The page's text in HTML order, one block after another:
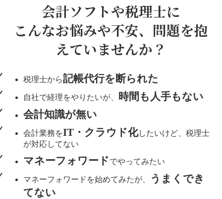
会計ソフトや税理士に
こんなお悩みや不安、問題を抱
えていませんか？
税理士から記帳代行を断られた
自社で経理をやりたいが、 時間も人手もない
会計知識が無い
会計業務をIT・クラウド化したいけど、税理士
が対応してない
マネーフォワードでやってみたい
マネーフォワードを始めてみたが、
うまくでき
てない